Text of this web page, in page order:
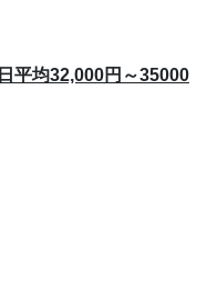
日平均32,000円～35000